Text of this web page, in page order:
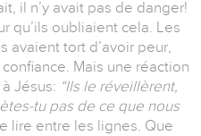
il n’y avait pas de danger!
qu’ils oubliaient cela. Les
avaient tort d’avoir peur,
Mais une réaction
Jésus: “Ils le réveillèrent,
tu pas de ce que nous
lire entre les lignes. Que